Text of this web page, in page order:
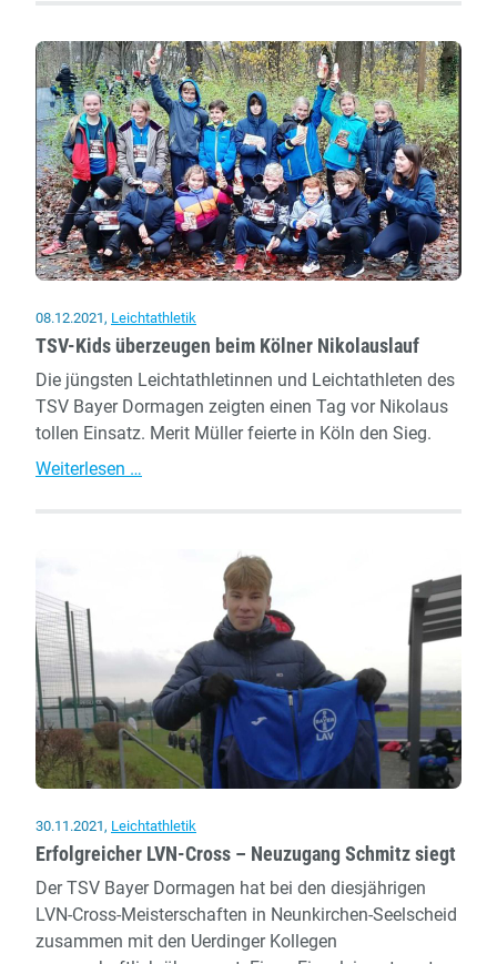
–
Güsgen
überzeugt
über
800
m
08.12.2021 , Leichtathletik
TSV-Kids überzeugen beim Kölner Nikolauslauf
Die jüngsten Leichtathletinnen und Leichtathleten des
TSV Bayer Dormagen zeigten einen Tag vor Nikolaus
tollen Einsatz. Merit Müller feierte in Köln den Sieg.
Weiterlesen …
Nikolauslauf
30.11.2021 , Leichtathletik
Erfolgreicher LVN-Cross – Neuzugang Schmitz siegt
Der TSV Bayer Dormagen hat bei den diesjährigen
LVN-Cross-Meisterschaften in Neunkirchen-Seelscheid
zusammen mit den Uerdinger Kollegen